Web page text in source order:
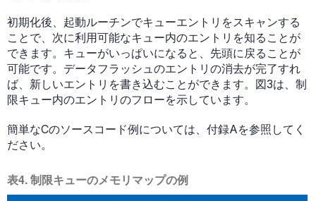
初期化後、起動ルーチンでキューエントリをスキャンする
ことで、次に利用可能なキュー内のエントリを知ることが
できます。キューがいっぱいになると、先頭に戻ることが
可能です。データフラッシュのエントリの消去が完了すれ
ば、新しいエントリを書き込むことができます。図3は、制
限キュー内のエントリのフローを示しています。
簡単なCのソースコード例については、付録Aを参照してく
ださい。
表4. 制限キューのメモリマップの例